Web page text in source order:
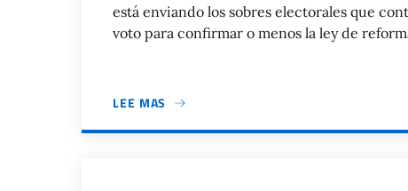
está enviando los sobres electorales que
voto para confirmar o menos la ley de
LEE MAS